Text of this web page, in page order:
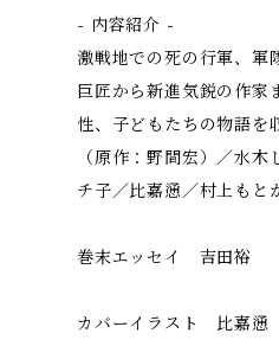
- 内容紹介 -
激戦地での死の行軍、軍
巨匠から新進気鋭の作
性、子どもたちの物語を
（原作：野間宏）／水
チ子／比嘉慂／村上もと
巻末エッセイ 吉田裕
カバーイラスト 比嘉慂